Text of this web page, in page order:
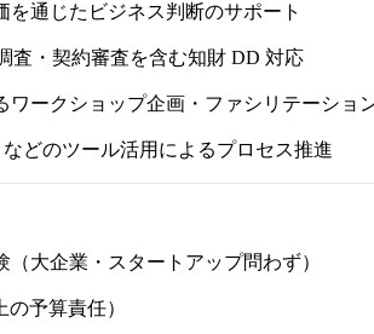
通じたビジネス判断のサポート
査・契約審査を含む知財 DD 対応
ワークショップ企画・ファシリテーショ
などのツール活用によるプロセス推進
大企業・スタートアップ問わず）
の予算責任）